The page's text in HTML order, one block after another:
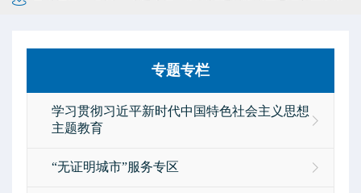
专题专栏
学习贯彻习近平新时代中国特色社会主义思想
主题教育
“无证明城市”服务专区